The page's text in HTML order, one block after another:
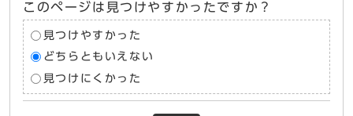
このページは見つけやすかったですか？
見つけやすかった
どちらともいえない
見つけにくかった